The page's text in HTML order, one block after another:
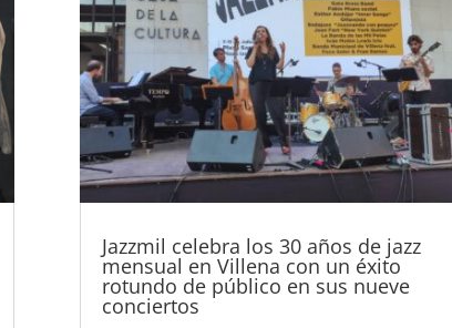
Jazzmil celebra los 30 años de jazz
mensual en Villena con un éxito
rotundo de público en sus nueve
conciertos